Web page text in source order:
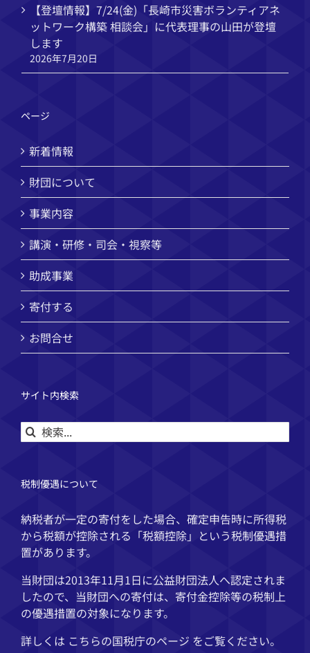
【登壇情報】7/24(金)「長崎市災害ボランティアネ
ットワーク構築 相談会」に代表理事の山田が登壇
します
2026年7月20日
ページ
新着情報
財団について
事業内容
講演・研修・司会・視察等
助成事業
寄付する
お問合せ
サイト内検索
検
索
税制優遇について
納税者が一定の寄付をした場合、確定申告時に所得税
から税額が控除される「税額控除」という税制優遇措
置があります。
当財団は2013年11月1日に公益財団法人へ認定されま
したので、当財団への寄付は、寄付金控除等の税制上
の優遇措置の対象になります。
詳しくは こちらの国税庁のページ をご覧ください。